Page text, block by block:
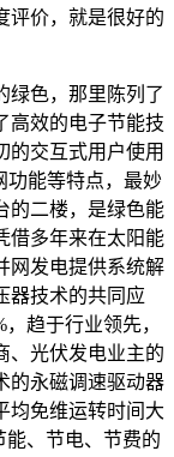
评价，就是很好的
绿色，那里陈列了
高效的电子节能技
的交互式用户使用
功能等特点，最妙
的二楼，是绿色能
借多年来在太阳能
网发电提供系统解
器技术的共同应
趋于行业领先，
、光伏发电业主的
永磁调速驱动器
均免维运转时间大
能、节电、节费的